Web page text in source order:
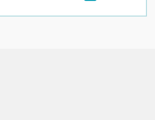
dal gallico (inteso come il
ma credo che "gallico" si